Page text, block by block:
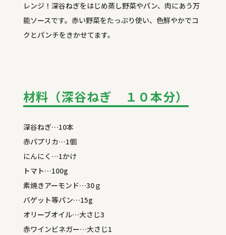
レンジ！深谷ねぎをはじめ蒸し野菜やパン、肉にあう万
能ソースです。赤い野菜をたっぷり使い、色鮮やかでコ
クとパンチをきかせてます。
材料（深谷ねぎ １０本分）
深谷ねぎ…10本
赤パプリカ…1個
にんにく…1かけ
トマト…100g
素焼きアーモンド…30ｇ
バゲット等パン…15g
オリーブオイル…大さじ3
赤ワインビネガー…大さじ1